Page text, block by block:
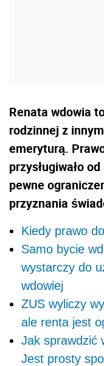
Renata wdowia
rodzinnej z
emeryturą.
przysługiwało
pewne
przyznania
Kiedy prawo
Samo bycie
wystarczy do
wdowiej
ZUS wyliczy
ale renta jest
Jak sprawdzić
Jest prosty